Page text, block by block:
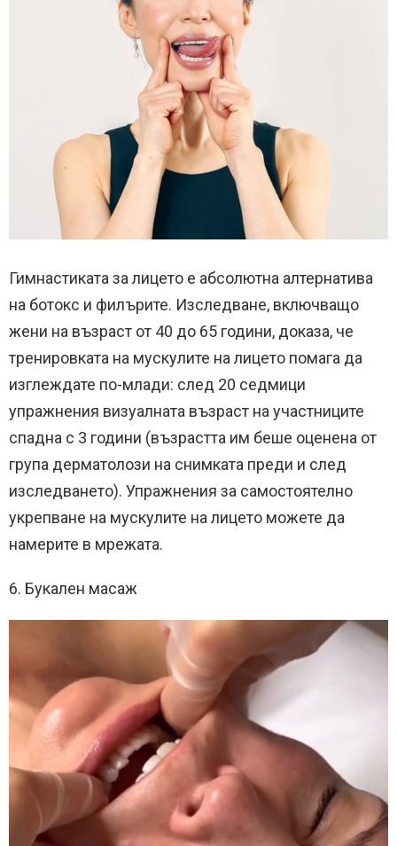
Гимнастиката за лицето е абсолютна алтернатива
на ботокс и филърите. Изследване, включващо
жени на възраст от 40 до 65 години, доказа, че
тренировката на мускулите на лицето помага да
изглеждате по-млади: след 20 седмици
упражнения визуалната възраст на участниците
спадна с 3 години (възрастта им беше оценена от
група дерматолози на снимката преди и след
изследването). Упражнения за самостоятелно
укрепване на мускулите на лицето можете да
намерите в мрежата.
6. Букален масаж